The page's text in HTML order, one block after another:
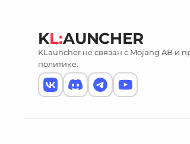
KL:AUNCHER
KLauncher не связан с Mojang AB и
политике.